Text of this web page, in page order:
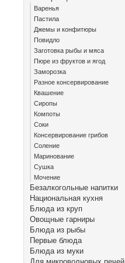
Варенья
Пастила
Джемы и конфитюры
Повидло
Заготовка рыбы и мяса
Пюре из фруктов и ягод
Заморозка
Разное консервирование
Квашение
Сиропы
Компоты
Соки
Консервирование грибов
Соление
Маринование
Сушка
Мочение
Безалкогольные напитки
Национальная кухня
Блюда из круп
Овощные гарниры
Блюда из рыбы
Первые блюда
Блюда из муки